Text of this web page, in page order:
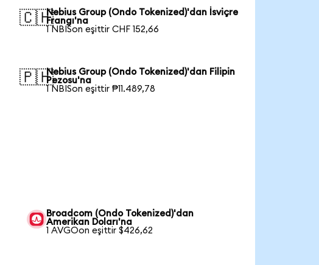
🇨🇭Nebius Group (Ondo Tokenized)'dan İsviçre
Frangı'na
1 NBISon eşittir CHF 152,66
🇵🇭Nebius Group (Ondo Tokenized)'dan Filipin
Pezosu'na
1 NBISon eşittir ₱11.489,78
Broadcom (Ondo Tokenized)'dan
Amerikan Doları'na
1 AVGOon eşittir $426,62